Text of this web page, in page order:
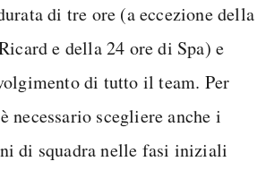
di tre ore (a eccezione della
e della 24 ore di Spa) e
di tutto il team. Per
necessario scegliere anche i
di squadra nelle fasi iniziali